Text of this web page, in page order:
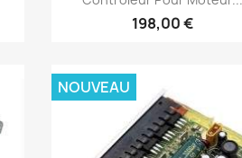
198,00 €
NOUVEAU